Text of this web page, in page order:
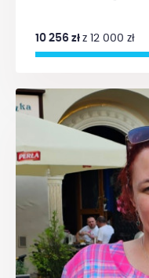
nowotwór szyjki
rogowaciejący, G2,
km w jedną stronę
wiąże się z
wysiłkiem. Moja sytuacja finansowa jest bardzo
trudna. Nie jestem
Chemioterapia
dopiero jestem po 4
wypadać włosy, a
plus 25 radioterapii i
zapewnić dzieciom
jednocześnie
odpowiednią dietę,
które pomagają mi
10 256 zł z 12 000 zł